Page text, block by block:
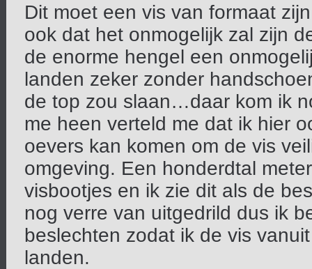
Dit moet een vis van formaat
ook dat het onmogelijk zal zijn
de enorme hengel een
landen zeker zonder
de top zou slaan…daar kom ik
me heen verteld me dat ik hier
oevers kan komen om de vis
omgeving. Een honderdtal
visbootjes en ik zie dit als de
nog verre van uitgedrild dus ik
beslechten zodat ik de vis
landen.